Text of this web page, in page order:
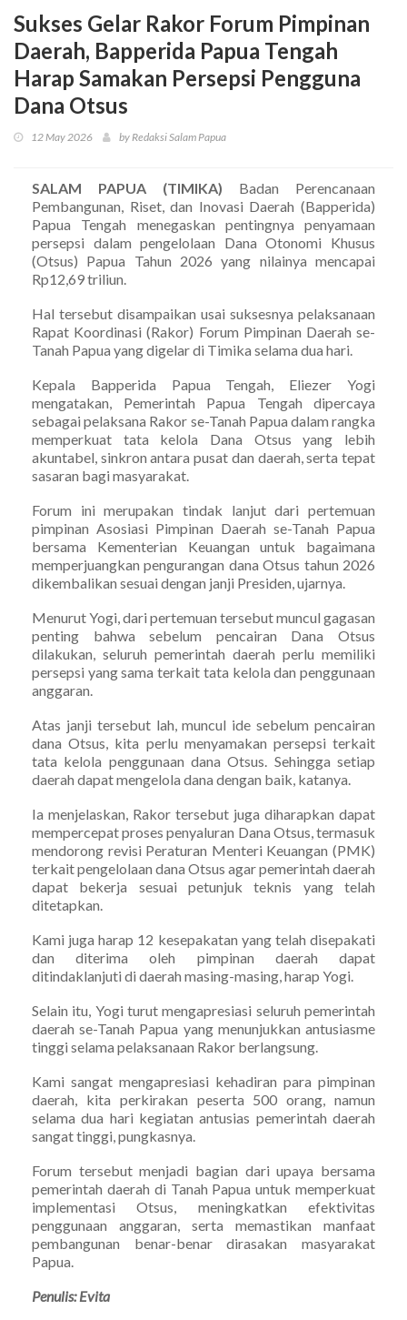
Sukses Gelar Rakor Forum Pimpinan
Daerah, Bapperida Papua Tengah
Harap Samakan Persepsi Pengguna
Dana Otsus
12 May 2026 by Redaksi Salam Papua
SALAM PAPUA (TIMIKA) Badan Perencanaan
Pembangunan, Riset, dan Inovasi Daerah (Bapperida)
Papua Tengah menegaskan pentingnya penyamaan
persepsi dalam pengelolaan Dana Otonomi Khusus
(Otsus) Papua Tahun 2026 yang nilainya mencapai
Rp12,69 triliun.
Hal tersebut disampaikan usai suksesnya pelaksanaan
Rapat Koordinasi (Rakor) Forum Pimpinan Daerah se-
Tanah Papua yang digelar di Timika selama dua hari.
Kepala Bapperida Papua Tengah, Eliezer Yogi
mengatakan, Pemerintah Papua Tengah dipercaya
sebagai pelaksana Rakor se-Tanah Papua dalam rangka
memperkuat tata kelola Dana Otsus yang lebih
akuntabel, sinkron antara pusat dan daerah, serta tepat
sasaran bagi masyarakat.
Forum ini merupakan tindak lanjut dari pertemuan
pimpinan Asosiasi Pimpinan Daerah se-Tanah Papua
bersama Kementerian Keuangan untuk bagaimana
memperjuangkan pengurangan dana Otsus tahun 2026
dikembalikan sesuai dengan janji Presiden, ujarnya.
Menurut Yogi, dari pertemuan tersebut muncul gagasan
penting bahwa sebelum pencairan Dana Otsus
dilakukan, seluruh pemerintah daerah perlu memiliki
persepsi yang sama terkait tata kelola dan penggunaan
anggaran.
Atas janji tersebut lah, muncul ide sebelum pencairan
dana Otsus, kita perlu menyamakan persepsi terkait
tata kelola penggunaan dana Otsus. Sehingga setiap
daerah dapat mengelola dana dengan baik, katanya.
Ia menjelaskan, Rakor tersebut juga diharapkan dapat
mempercepat proses penyaluran Dana Otsus, termasuk
mendorong revisi Peraturan Menteri Keuangan (PMK)
terkait pengelolaan dana Otsus agar pemerintah daerah
dapat bekerja sesuai petunjuk teknis yang telah
ditetapkan.
Kami juga harap 12 kesepakatan yang telah disepakati
dan diterima oleh pimpinan daerah dapat
ditindaklanjuti di daerah masing-masing, harap Yogi.
Selain itu, Yogi turut mengapresiasi seluruh pemerintah
daerah se-Tanah Papua yang menunjukkan antusiasme
tinggi selama pelaksanaan Rakor berlangsung.
Kami sangat mengapresiasi kehadiran para pimpinan
daerah, kita perkirakan peserta 500 orang, namun
selama dua hari kegiatan antusias pemerintah daerah
sangat tinggi, pungkasnya.
Forum tersebut menjadi bagian dari upaya bersama
pemerintah daerah di Tanah Papua untuk memperkuat
implementasi Otsus, meningkatkan efektivitas
penggunaan anggaran, serta memastikan manfaat
pembangunan benar-benar dirasakan masyarakat
Papua.
Penulis: Evita